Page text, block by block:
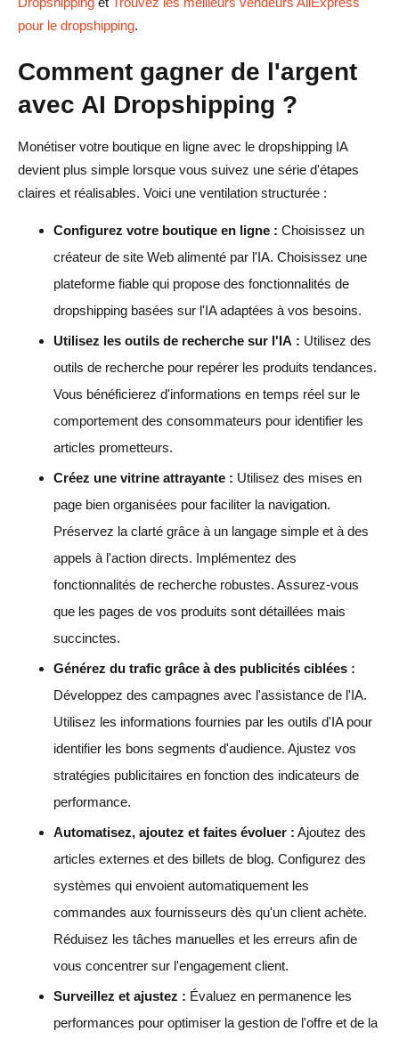
pour le dropshipping.
Comment gagner de l'argent
avec AI Dropshipping ?
Monétiser votre boutique en ligne avec le dropshipping IA
devient plus simple lorsque vous suivez une série d'étapes
claires et réalisables. Voici une ventilation structurée :
Configurez votre boutique en ligne : Choisissez un
créateur de site Web alimenté par l'IA. Choisissez une
plateforme fiable qui propose des fonctionnalités de
dropshipping basées sur l'IA adaptées à vos besoins.
Utilisez les outils de recherche sur l'IA : Utilisez des
outils de recherche pour repérer les produits tendances.
Vous bénéficierez d'informations en temps réel sur le
comportement des consommateurs pour identifier les
articles prometteurs.
Créez une vitrine attrayante : Utilisez des mises en
page bien organisées pour faciliter la navigation.
Préservez la clarté grâce à un langage simple et à des
appels à l'action directs. Implémentez des
fonctionnalités de recherche robustes. Assurez-vous
que les pages de vos produits sont détaillées mais
succinctes.
Générez du trafic grâce à des publicités ciblées :
Développez des campagnes avec l'assistance de l'IA.
Utilisez les informations fournies par les outils d'IA pour
identifier les bons segments d'audience. Ajustez vos
stratégies publicitaires en fonction des indicateurs de
performance.
Automatisez, ajoutez et faites évoluer : Ajoutez des
articles externes et des billets de blog. Configurez des
systèmes qui envoient automatiquement les
commandes aux fournisseurs dès qu'un client achète.
Réduisez les tâches manuelles et les erreurs afin de
vous concentrer sur l'engagement client.
Surveillez et ajustez : Évaluez en permanence les
performances pour optimiser la gestion de l'offre et de la